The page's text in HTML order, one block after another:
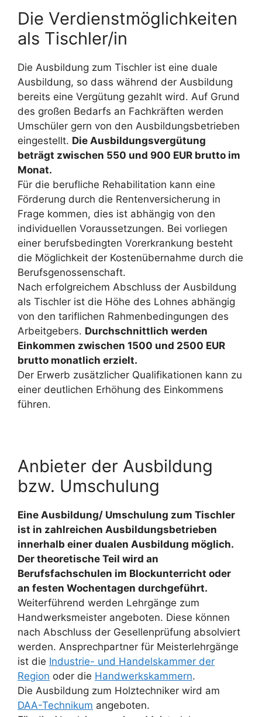
Die Verdienstmöglichkeiten
als Tischler/in
Die Ausbildung zum Tischler ist eine duale
Ausbildung, so dass während der Ausbildung
bereits eine Vergütung gezahlt wird. Auf Grund
des großen Bedarfs an Fachkräften werden
Umschüler gern von den Ausbildungsbetrieben
eingestellt. Die Ausbildungsvergütung
beträgt zwischen 550 und 900 EUR brutto im
Monat.
Für die berufliche Rehabilitation kann eine
Förderung durch die Rentenversicherung in
Frage kommen, dies ist abhängig von den
individuellen Voraussetzungen. Bei vorliegen
einer berufsbedingten Vorerkrankung besteht
die Möglichkeit der Kostenübernahme durch die
Berufsgenossenschaft.
Nach erfolgreichem Abschluss der Ausbildung
als Tischler ist die Höhe des Lohnes abhängig
von den tariflichen Rahmenbedingungen des
Arbeitgebers. Durchschnittlich werden
Einkommen zwischen 1500 und 2500 EUR
brutto monatlich erzielt.
Der Erwerb zusätzlicher Qualifikationen kann zu
einer deutlichen Erhöhung des Einkommens
führen.
Anbieter der Ausbildung
bzw. Umschulung
Eine Ausbildung/ Umschulung zum Tischler
ist in zahlreichen Ausbildungsbetrieben
innerhalb einer dualen Ausbildung möglich.
Der theoretische Teil wird an
Berufsfachschulen im Blockunterricht oder
an festen Wochentagen durchgeführt.
Weiterführend werden Lehrgänge zum
Handwerksmeister angeboten. Diese können
nach Abschluss der Gesellenprüfung absolviert
werden. Ansprechpartner für Meisterlehrgänge
ist die Industrie- und Handelskammer der
Region oder die Handwerkskammern.
Die Ausbildung zum Holztechniker wird am
DAA-Technikum angeboten.